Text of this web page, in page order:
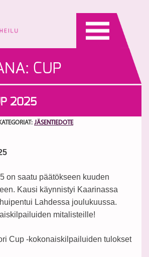
CUP
2025
JÄSENTIEDOTE
on saatu päätökseen kuuden
Kausi käynnistyi Kaarinassa
Lahdessa joulukuussa.
mitalisteille!
Cup -kokonaiskilpailuiden tulokset